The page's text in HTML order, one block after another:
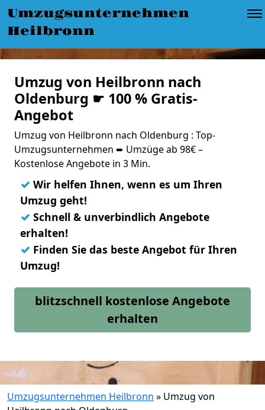
Umzugsunternehmen
Heilbronn
Umzug von Heilbronn nach
Oldenburg ☛ 100 % Gratis-
Angebot
Umzug von Heilbronn nach Oldenburg : Top-
Umzugsunternehmen ➨ Umzüge ab 98€ –
Kostenlose Angebote in 3 Min.
✓ Wir helfen Ihnen, wenn es um Ihren
Umzug geht!
✓ Schnell & unverbindlich Angebote
erhalten!
✓ Finden Sie das beste Angebot für Ihren
Umzug!
blitzschnell kostenlose Angebote
erhalten
Umzugsunternehmen Heilbronn » Umzug von